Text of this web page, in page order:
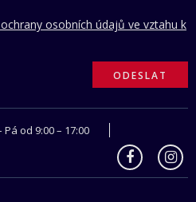
osobních údajů ve vztahu k
Pá od 9:00 – 17:00